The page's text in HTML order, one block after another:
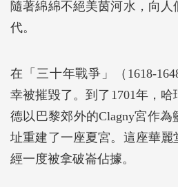
隨著綿綿不絕美茵河水，向
代。
在「三十年戰爭」（1618-
幸被摧毀了。到了1701年，
德以巴黎郊外的Clagny宮作
址重建了一座夏宮。這座華麗
經一度被拿破崙佔據。